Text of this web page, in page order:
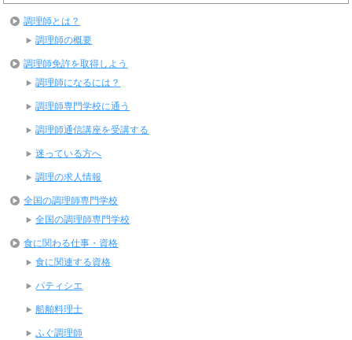
調理師とは？
調理師の概要
調理師免許を取得しよう
調理師になるには？
調理師専門学校に通う
調理師通信講座を受講する
迷っている方へ
調理の求人情報
全国の調理師専門学校
全国の調理師専門学校
食に関わる仕事・資格
食に関連する資格
パティシエ
船舶料理士
ふぐ調理師